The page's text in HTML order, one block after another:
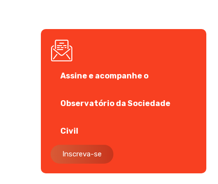
Assine e acompanhe o
Observatório da Sociedade
Civil
Inscreva-se